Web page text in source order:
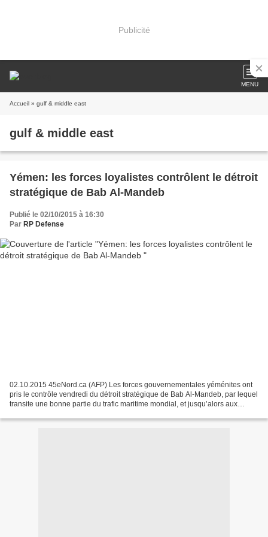
Publicité
MENU
Accueil » gulf & middle east
gulf & middle east
Yémen: les forces loyalistes contrôlent le détroit
stratégique de Bab Al-Mandeb
Publié le 02/10/2015 à 16:30
Par RP Defense
02.10.2015 45eNord.ca (AFP) Les forces gouvernementales yéménites ont
pris le contrôle vendredi du détroit stratégique de Bab Al-Mandeb, par lequel
transite une bonne partie du trafic maritime mondial, et jusqu’alors aux